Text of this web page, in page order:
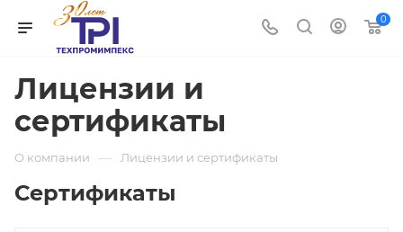
0
Лицензии и
сертификаты
О компании — Лицензии и сертификаты
Сертификаты